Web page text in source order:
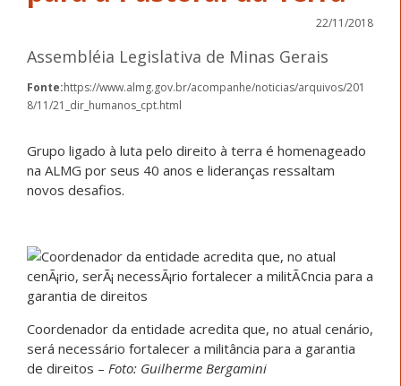
22/11/2018
Assembléia Legislativa de Minas Gerais
Fonte:https://www.almg.gov.br/acompanhe/noticias/arquivos/201
8/11/21_dir_humanos_cpt.html
Grupo ligado à luta pelo direito à terra é homenageado
na ALMG por seus 40 anos e lideranças ressaltam
novos desafios.
Coordenador da entidade acredita que, no atual cenário,
será necessário fortalecer a militância para a garantia
de direitos – Foto: Guilherme Bergamini